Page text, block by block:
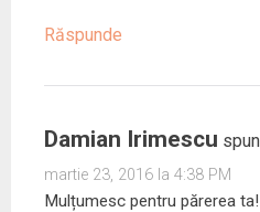
Răspunde
Damian Irimescu
martie 23, 2016 la 4:38 PM
Mulțumesc pentru părerea